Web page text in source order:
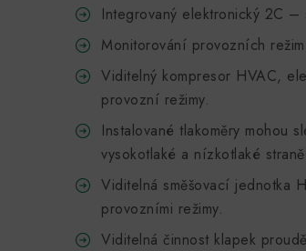
Integrovaný elektronický 2C –
Monitorování provozních
Viditelný kompresor HVAC,
provozní režimy.
Instalované tlakoměry mohou
vysokotlaké a nízkotlaké
Viditelná směšovací jednotka
provozními režimy.
Viditelná činnost klapek